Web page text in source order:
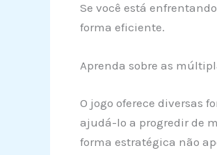
Se você está
forma eficiente.
Aprenda sobre as
O jogo oferece diversas
ajudá-lo a progredir de
forma estratégica não